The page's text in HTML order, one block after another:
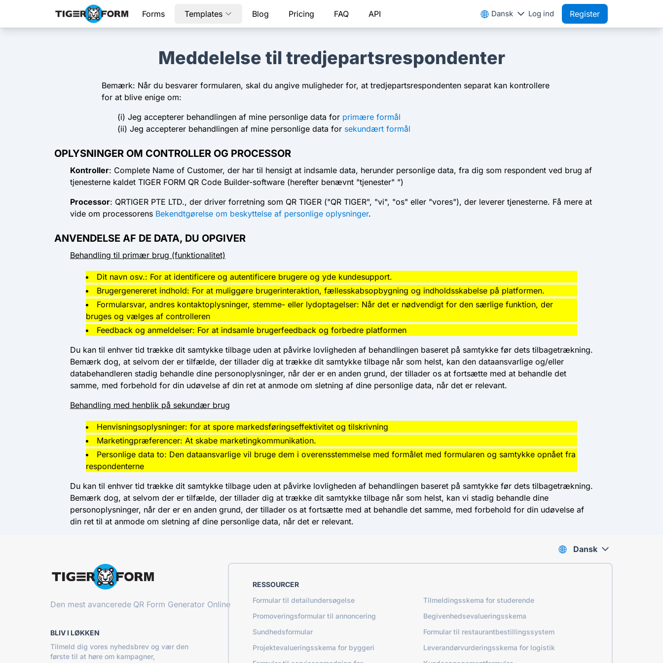
Forms Templates Blog Pricing FAQ API Dansk Log ind Register
Meddelelse til tredjepartsrespondenter
Bemærk: Når du besvarer formularen, skal du angive muligheder for, at tredjepartsrespondenten separat kan kontrollere
for at blive enige om:
(i) Jeg accepterer behandlingen af ​​mine personlige data for primære formål
(ii) Jeg accepterer behandlingen af ​​mine personlige data for sekundært formål
OPLYSNINGER OM CONTROLLER OG PROCESSOR
Kontroller: Complete Name of Customer, der har til hensigt at indsamle data, herunder personlige data, fra dig som respondent ved brug af
tjenesterne kaldet TIGER FORM QR Code Builder-software (herefter benævnt "tjenester" ”)
Processor: QRTIGER PTE LTD., der driver forretning som QR TIGER ("QR TIGER", "vi", "os" eller "vores"), der leverer tjenesterne. Få mere at
vide om processorens Bekendtgørelse om beskyttelse af personlige oplysninger.
ANVENDELSE AF DE DATA, DU OPGIVER
Behandling til primær brug (funktionalitet)
Dit navn osv.: For at identificere og autentificere brugere og yde kundesupport.
Brugergenereret indhold: For at muliggøre brugerinteraktion, fællesskabsopbygning og indholdsskabelse på platformen.
Formularsvar, andres kontaktoplysninger, stemme- eller lydoptagelser: Når det er nødvendigt for den særlige funktion, der
bruges og vælges af controlleren
Feedback og anmeldelser: For at indsamle brugerfeedback og forbedre platformen
Du kan til enhver tid trække dit samtykke tilbage uden at påvirke lovligheden af ​​behandlingen baseret på samtykke før dets tilbagetrækning.
Bemærk dog, at selvom der er tilfælde, der tillader dig at trække dit samtykke tilbage når som helst, kan den dataansvarlige og/eller
databehandleren stadig behandle dine personoplysninger, når der er en anden grund, der tillader os at fortsætte med at behandle det
samme, med forbehold for din udøvelse af din ret at anmode om sletning af dine personlige data, når det er relevant.
Behandling med henblik på sekundær brug
Henvisningsoplysninger: for at spore markedsføringseffektivitet og tilskrivning
Marketingpræferencer: At skabe marketingkommunikation.
Personlige data to: Den dataansvarlige vil bruge dem i overensstemmelse med formålet med formularen og samtykke opnået fra
respondenterne
Du kan til enhver tid trække dit samtykke tilbage uden at påvirke lovligheden af ​​behandlingen baseret på samtykke før dets tilbagetrækning.
Bemærk dog, at selvom der er tilfælde, der tillader dig at trække dit samtykke tilbage når som helst, kan vi stadig behandle dine
personoplysninger, når der er en anden grund, der tillader os at fortsætte med at behandle det samme, med forbehold for din udøvelse af
din ret til at anmode om sletning af dine personlige data, når det er relevant.
Den mest avancerede QR Form Generator Online
BLIV I LØKKEN
Tilmeld dig vores nyhedsbrev og vær den
første til at høre om kampagner,
RESSOURCER
Formular til detailundersøgelse
Tilmeldingsskema for studerende
Promoveringsformular til annoncering
Begivenhedsevalueringsskema
Sundhedsformular
Formular til restaurantbestillingssystem
Projektevalueringsskema for byggeri
Leverandørvurderingsskema for logistik
Dansk